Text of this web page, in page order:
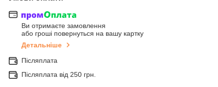
Ви отримаєте замовлення
або гроші повернуться на вашу картку
Детальніше
Післяплата
Післяплата від 250 грн.